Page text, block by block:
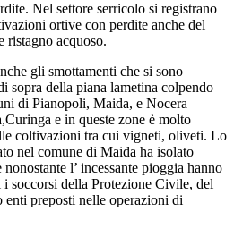
Nel settore serricolo si registrano
ortive con perdite anche del
ristagno acquoso.
gli smottamenti che si sono
sopra della piana lametina colpendo
di Pianopoli, Maida, e Nocera
e in queste zone è molto
coltivazioni tra cui vigneti, oliveti. Lo
nel comune di Maida ha isolato
l’ incessante pioggia hanno
soccorsi della Protezione Civile, del
preposti nelle operazioni di